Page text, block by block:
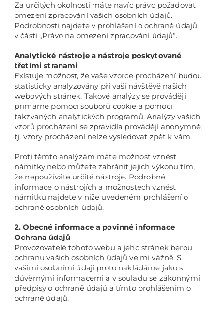
Za určitých okolností máte navíc právo požadovat
omezení zpracování vašich osobních údajů.
Podrobnosti najdete v prohlášení o ochraně údajů
v části „Právo na omezení zpracování údajů“.
Analytické nástroje a nástroje poskytované
třetími stranami
Existuje možnost, že vaše vzorce procházení budou
statisticky analyzovány při vaší návštěvě našich
webových stránek. Takové analýzy se provádějí
primárně pomocí souborů cookie a pomocí
takzvaných analytických programů. Analýzy vašich
vzorů procházení se zpravidla provádějí anonymně;
tj. vzory procházení nelze vysledovat zpět k vám.
Proti těmto analýzám máte možnost vznést
námitky nebo můžete zabránit jejich výkonu tím,
že nepoužíváte určité nástroje. Podrobné
informace o nástrojích a možnostech vznést
námitku najdete v níže uvedeném prohlášení o
ochraně osobních údajů.
2. Obecné informace a povinné informace
Ochrana údajů
Provozovatelé tohoto webu a jeho stránek berou
ochranu vašich osobních údajů velmi vážně. S
vašimi osobními údaji proto nakládáme jako s
důvěrnými informacemi a v souladu se zákonnými
předpisy o ochraně údajů a tímto prohlášením o
ochraně údajů.